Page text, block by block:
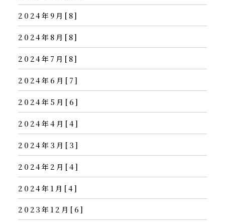
2024年9月[8]
2024年8月[8]
2024年7月[8]
2024年6月[7]
2024年5月[6]
2024年4月[4]
2024年3月[3]
2024年2月[4]
2024年1月[4]
2023年12月[6]